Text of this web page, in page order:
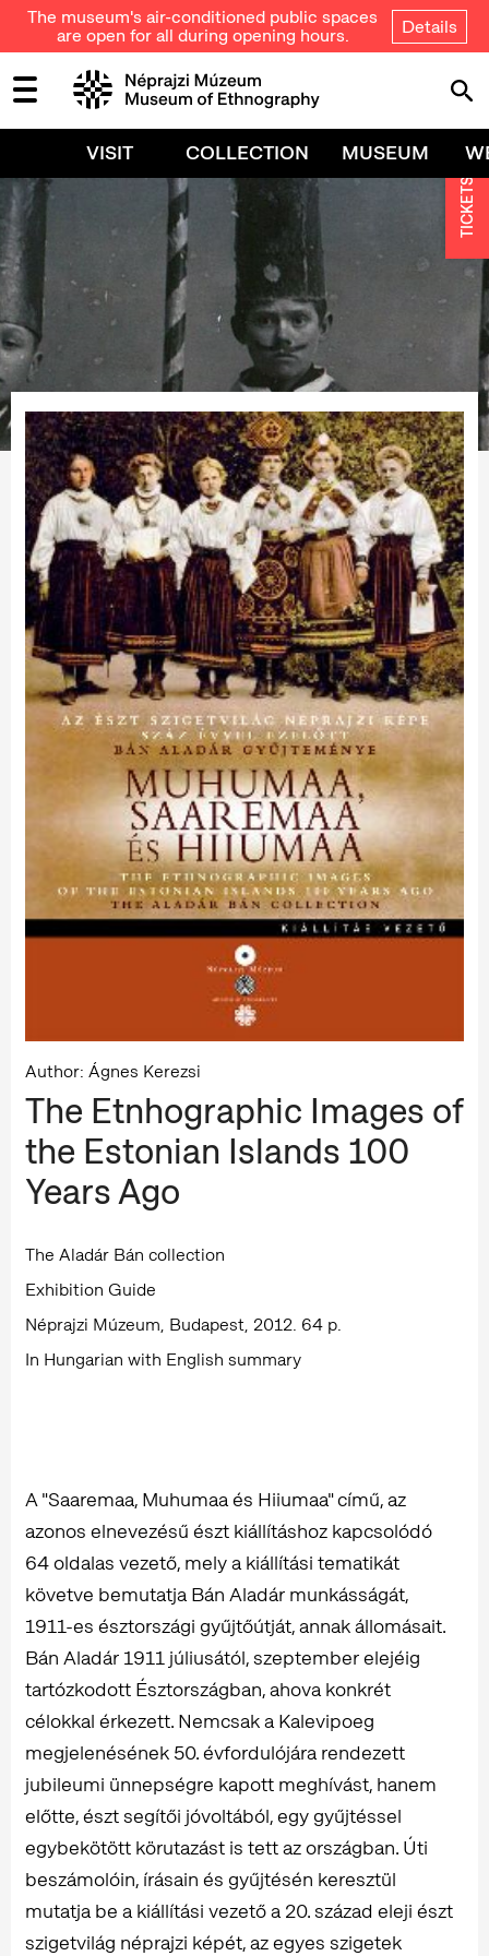
The museum's air-conditioned public spaces
are open for all during opening hours.
Details
VISIT COLLECTION MUSEUM
Author: Ágnes Kerezsi
The Etnhographic Images of
the Estonian Islands 100
Years Ago
The Aladár Bán collection
Exhibition Guide
Néprajzi Múzeum, Budapest, 2012. 64 p.
In Hungarian with English summary
A "Saaremaa, Muhumaa és Hiiumaa" című, az
azonos elnevezésű észt kiállításhoz kapcsolódó
64 oldalas vezető, mely a kiállítási tematikát
követve bemutatja Bán Aladár munkásságát,
1911-es észtországi gyűjtőútját, annak állomásait.
Bán Aladár 1911 júliusától, szeptember elejéig
tartózkodott Észtországban, ahova konkrét
célokkal érkezett. Nemcsak a Kalevipoeg
megjelenésének 50. évfordulójára rendezett
jubileumi ünnepségre kapott meghívást, hanem
előtte, észt segítői jóvoltából, egy gyűjtéssel
egybekötött körutazást is tett az országban. Úti
beszámolóin, írásain és gyűjtésén keresztül
mutatja be a kiállítási vezető a 20. század eleji észt
szigetvilág néprajzi képét, az egyes szigetek
TICKETS